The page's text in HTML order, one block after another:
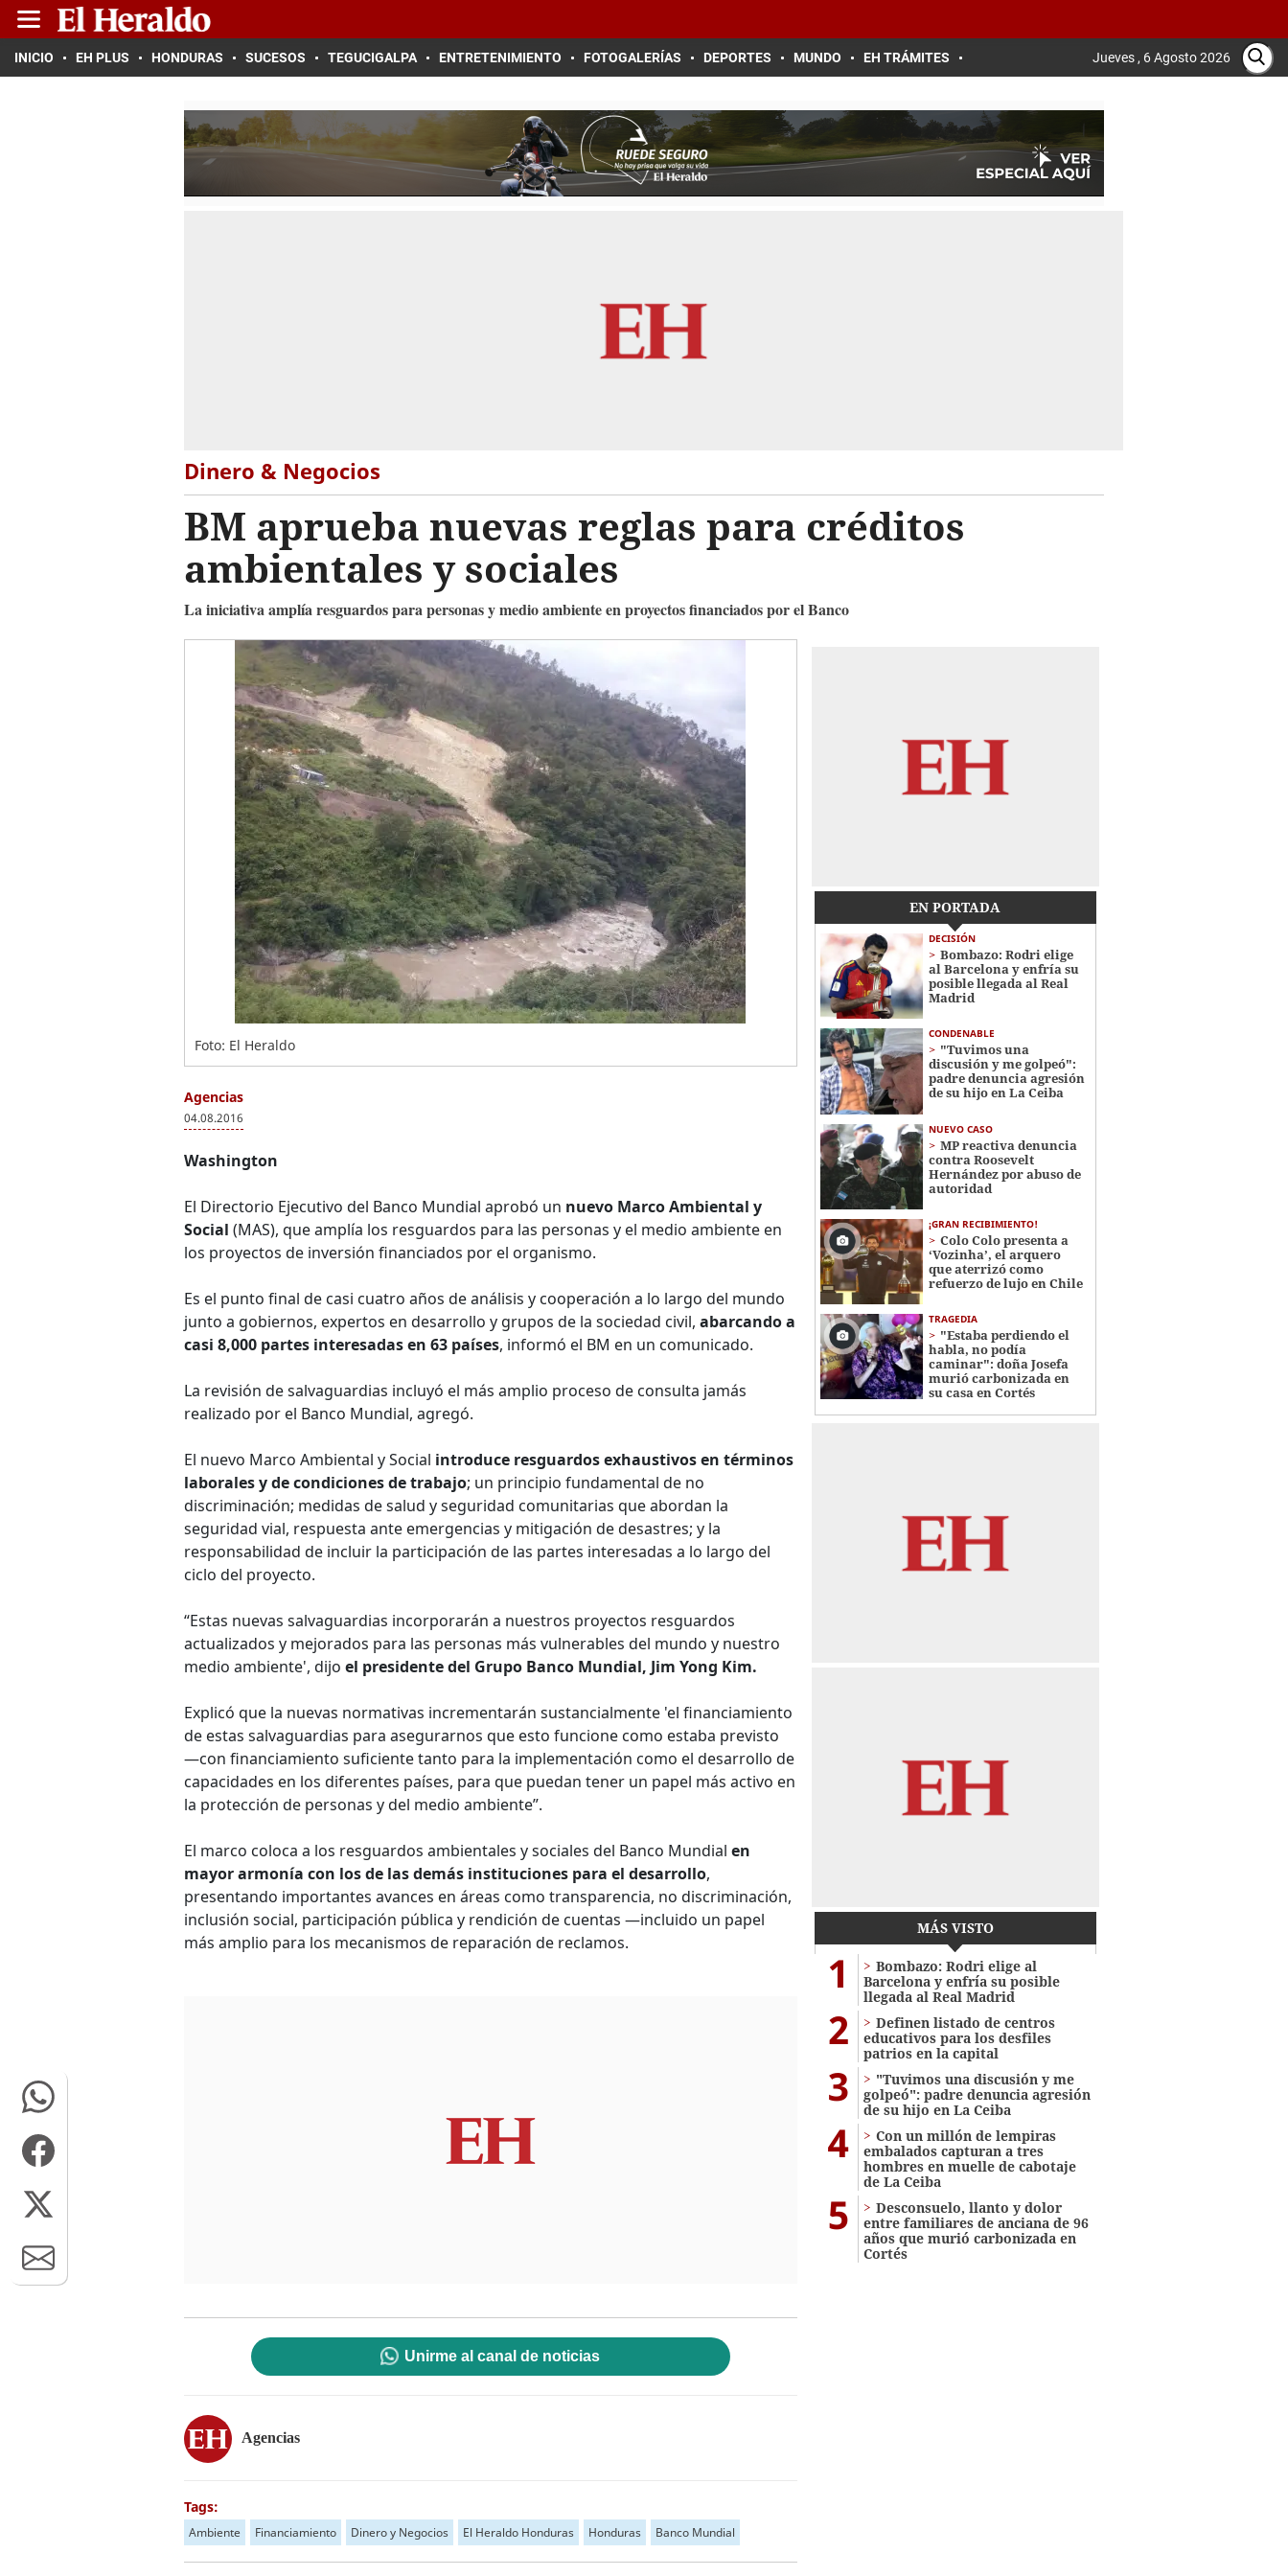
INICIO EH PLUS HONDURAS SUCESOS TEGUCIGALPA ENTRETENIMIENTO FOTOGALERÍAS DEPORTES MUNDO EH TRÁMITES Jueves , 6 Agosto 2026
Dinero & Negocios
BM aprueba nuevas reglas para créditos
ambientales y sociales
La iniciativa amplía resguardos para personas y medio ambiente en proyectos financiados por el Banco
Foto: El Heraldo
Agencias
04.08.2016
Washington
El Directorio Ejecutivo del Banco Mundial aprobó un nuevo Marco Ambiental y
Social (MAS), que amplía los resguardos para las personas y el medio ambiente en
los proyectos de inversión financiados por el organismo.
Es el punto final de casi cuatro años de análisis y cooperación a lo largo del mundo
junto a gobiernos, expertos en desarrollo y grupos de la sociedad civil, abarcando a
casi 8,000 partes interesadas en 63 países, informó el BM en un comunicado.
La revisión de salvaguardias incluyó el más amplio proceso de consulta jamás
realizado por el Banco Mundial, agregó.
El nuevo Marco Ambiental y Social introduce resguardos exhaustivos en términos
laborales y de condiciones de trabajo; un principio fundamental de no
discriminación; medidas de salud y seguridad comunitarias que abordan la
seguridad vial, respuesta ante emergencias y mitigación de desastres; y la
responsabilidad de incluir la participación de las partes interesadas a lo largo del
ciclo del proyecto.
“Estas nuevas salvaguardias incorporarán a nuestros proyectos resguardos
actualizados y mejorados para las personas más vulnerables del mundo y nuestro
medio ambiente', dijo el presidente del Grupo Banco Mundial, Jim Yong Kim.
Explicó que la nuevas normativas incrementarán sustancialmente 'el financiamiento
de estas salvaguardias para asegurarnos que esto funcione como estaba previsto
—con financiamiento suficiente tanto para la implementación como el desarrollo de
capacidades en los diferentes países, para que puedan tener un papel más activo en
la protección de personas y del medio ambiente”.
El marco coloca a los resguardos ambientales y sociales del Banco Mundial en
mayor armonía con los de las demás instituciones para el desarrollo,
presentando importantes avances en áreas como transparencia, no discriminación,
inclusión social, participación pública y rendición de cuentas —incluido un papel
más amplio para los mecanismos de reparación de reclamos.
Unirme al canal de noticias
Agencias
Tags:
Ambiente Financiamiento Dinero y Negocios El Heraldo Honduras Honduras Banco Mundial
EN PORTADA
DECISIÓN
Bombazo: Rodri elige
al Barcelona y enfría su
posible llegada al Real
Madrid
CONDENABLE
"Tuvimos una
discusión y me golpeó":
padre denuncia agresión
de su hijo en La Ceiba
NUEVO CASO
MP reactiva denuncia
contra Roosevelt
Hernández por abuso de
autoridad
¡GRAN RECIBIMIENTO!
Colo Colo presenta a
‘Vozinha’, el arquero
que aterrizó como
refuerzo de lujo en Chile
TRAGEDIA
"Estaba perdiendo el
habla, no podía
caminar": doña Josefa
murió carbonizada en
su casa en Cortés
MÁS VISTO
1
Bombazo: Rodri elige al
Barcelona y enfría su posible
llegada al Real Madrid
2
Definen listado de centros
educativos para los desfiles
patrios en la capital
3
"Tuvimos una discusión y me
golpeó": padre denuncia agresión
de su hijo en La Ceiba
4
Con un millón de lempiras
embalados capturan a tres
hombres en muelle de cabotaje
de La Ceiba
5
​​​​Desconsuelo, llanto y dolor
entre familiares de anciana de 96
años que murió carbonizada en
Cortés